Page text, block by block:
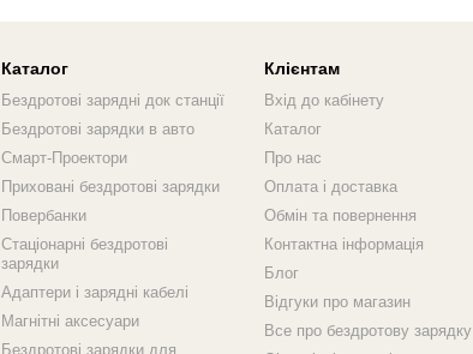
Каталог
Бездротові зарядні док станції
Бездротові зарядки в авто
Смарт-Проектори
Приховані бездротові зарядки
Повербанки
Стаціонарні бездротові
зарядки
Адаптери і зарядні кабелі
Магнітні аксесуари
Бездротові зарядки для
Клієнтам
Вхід до кабінету
Каталог
Про нас
Оплата і доставка
Обмін та повернення
Контактна інформація
Блог
Відгуки про магазин
Все про бездротову зарядку